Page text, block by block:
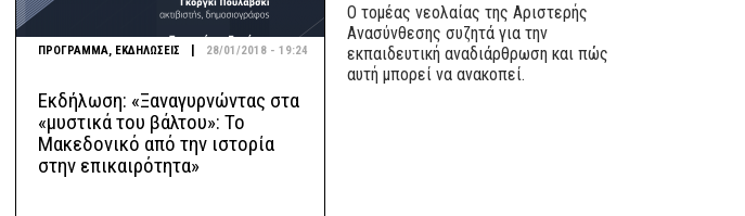
ΠΡΟΓΡΑΜΜΑ ΕΚΔΗΛΩΣΕΙΣ | 28/01/2018 - 19:24
Εκδήλωση: «Ξαναγυρνώντας στα
«μυστικά του βάλτου»: Το
Μακεδονικό από την ιστορία
στην επικαιρότητα»
Ο τομέας νεολαίας της Αριστερής
Ανασύνθεσης συζητά για την
εκπαιδευτική αναδιάρθρωση και πώς
αυτή μπορεί να ανακοπεί.